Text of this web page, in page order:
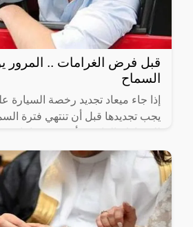
قبل فرض الغرامات .. المرور
السماح
إذا جاء ميعاد تجديد رخصة السيارة
يجب تجديدها قبل أن تنتهي فترة